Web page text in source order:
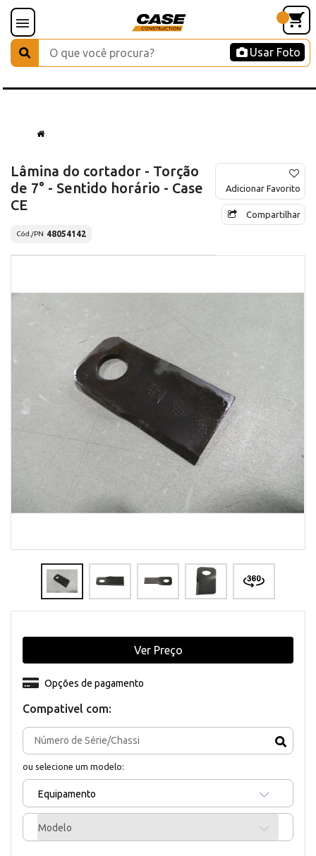
Usar Foto
Lâmina do cortador - Torção
de 7° - Sentido horário - Case
CE
Cód./PN 48054142
Adicionar Favorito
Compartilhar
Compativel com:
ou selecione um modelo:
Equipamento
Modelo
Opções de pagamento
Ver Preço